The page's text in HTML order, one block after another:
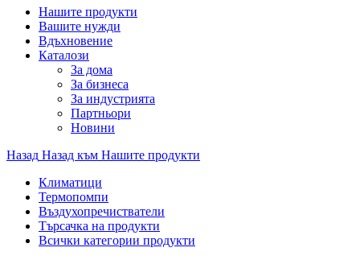
Нашите продукти
Вашите нужди
Вдъхновение
Каталози
За дома
За бизнеса
За индустрията
Партньори
Новини
Назад Назад към Нашите продукти
Климатици
Термопомпи
Въздухопречистватели
Търсачка на продукти
Всички категории продукти